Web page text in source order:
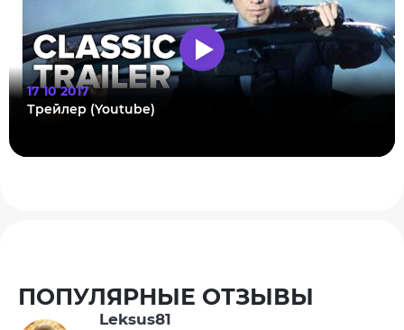
17 10 2017
Трейлер (Youtube)
ПОПУЛЯРНЫЕ ОТЗЫВЫ
Leksus81